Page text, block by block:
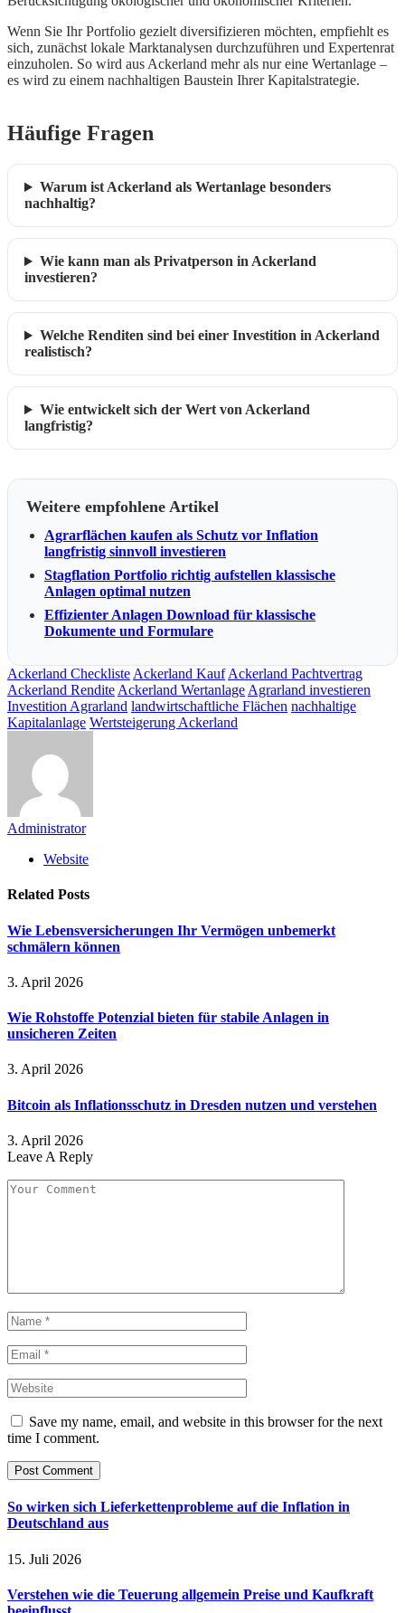
Wenn Sie Ihr Portfolio gezielt diversifizieren möchten, empfiehlt es
sich, zunächst lokale Marktanalysen durchzuführen und Expertenrat
einzuholen. So wird aus Ackerland mehr als nur eine Wertanlage –
es wird zu einem nachhaltigen Baustein Ihrer Kapitalstrategie.
Häufige Fragen
Warum ist Ackerland als Wertanlage besonders
nachhaltig?
Wie kann man als Privatperson in Ackerland
investieren?
Welche Renditen sind bei einer Investition in Ackerland
realistisch?
Wie entwickelt sich der Wert von Ackerland
langfristig?
Weitere empfohlene Artikel
Agrarflächen kaufen als Schutz vor Inflation
langfristig sinnvoll investieren
Stagflation Portfolio richtig aufstellen klassische
Anlagen optimal nutzen
Effizienter Anlagen Download für klassische
Dokumente und Formulare
Ackerland Checkliste Ackerland Kauf Ackerland Pachtvertrag
Ackerland Rendite Ackerland Wertanlage Agrarland investieren
Investition Agrarland landwirtschaftliche Flächen nachhaltige
Kapitalanlage Wertsteigerung Ackerland
Administrator
Website
Related Posts
Wie Lebensversicherungen Ihr Vermögen unbemerkt
schmälern können
3. April 2026
Wie Rohstoffe Potenzial bieten für stabile Anlagen in
unsicheren Zeiten
3. April 2026
Bitcoin als Inflationsschutz in Dresden nutzen und verstehen
3. April 2026
Leave A Reply
Save my name, email, and website in this browser for the next
time I comment.
So wirken sich Lieferkettenprobleme auf die Inflation in
Deutschland aus
15. Juli 2026
Verstehen wie die Teuerung allgemein Preise und Kaufkraft